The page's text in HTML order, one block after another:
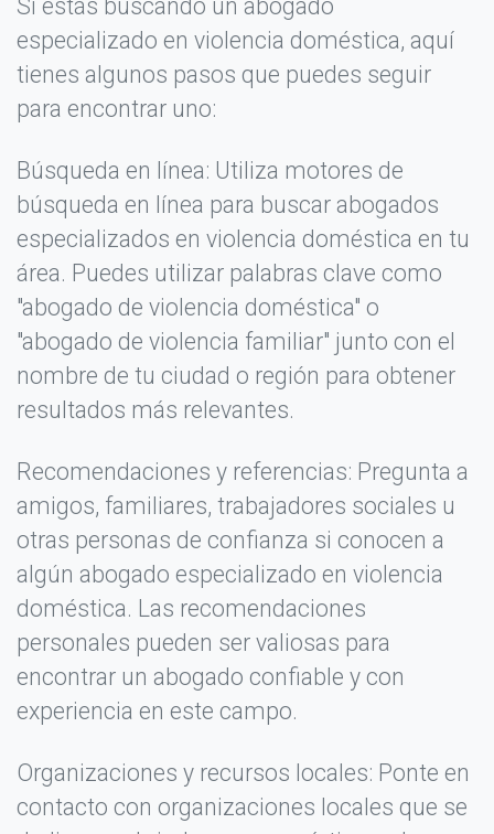
Si estás buscando un abogado
especializado en violencia doméstica, aquí
tienes algunos pasos que puedes seguir
para encontrar uno:
Búsqueda en línea: Utiliza motores de
búsqueda en línea para buscar abogados
especializados en violencia doméstica en tu
área. Puedes utilizar palabras clave como
"abogado de violencia doméstica" o
"abogado de violencia familiar" junto con el
nombre de tu ciudad o región para obtener
resultados más relevantes.
Recomendaciones y referencias: Pregunta a
amigos, familiares, trabajadores sociales u
otras personas de confianza si conocen a
algún abogado especializado en violencia
doméstica. Las recomendaciones
personales pueden ser valiosas para
encontrar un abogado confiable y con
experiencia en este campo.
Organizaciones y recursos locales: Ponte en
contacto con organizaciones locales que se